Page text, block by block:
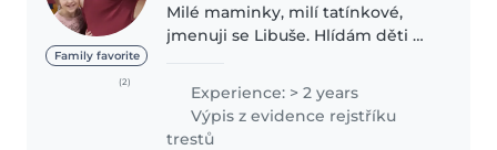
Family favorite
(2)
Milé maminky, milí tatínkové,
jmenuji se Libuše. Hlídám děti na
hlídáním více než 20-ti dětí. Od
dvou měsíců až do 12-ti let. Skoro
všechny jsem hlídala s..
Experience: > 2 years
Výpis z evidence rejstříku
trestů